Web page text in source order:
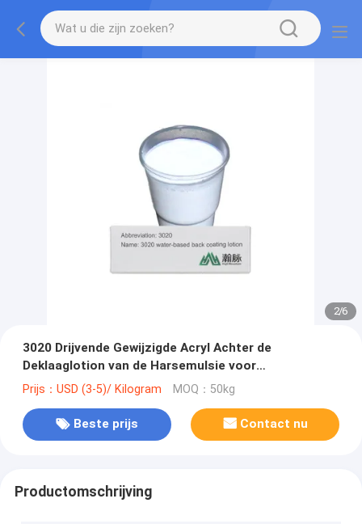
2/6
3020 Drijvende Gewijzigde Acryl Achter de
Deklaaglotion van de Harsemulsie voor
Hoogwaardige Verpakking
Prijs：USD (3-5)/ Kilogram MOQ：50kg
Beste prijs Contact nu
Productomschrijving